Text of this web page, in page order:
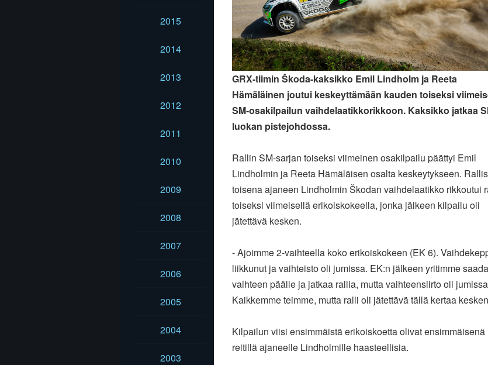
2015
2014
2013
2012
2011
2010
2009
2008
2007
2006
2005
2004
2003
GRX-tiimin Škoda-kaksikko Emil Lindholm ja Reeta
Hämäläinen joutui keskeyttämään kauden toiseksi
SM-osakilpailun vaihdelaatikkorikkoon. Kaksikko jatkaa
luokan pistejohdossa.
Rallin SM-sarjan toiseksi viimeinen osakilpailu päättyi Emil
Lindholmin ja Reeta Hämäläisen osalta keskeytykseen.
toisena ajaneen Lindholmin Škodan vaihdelaatikko rikkoutui
toiseksi viimeisellä erikoiskokeella, jonka jälkeen kilpailu oli
jätettävä kesken.
- Ajoimme 2-vaihteella koko erikoiskokeen (EK 6).
liikkunut ja vaihteisto oli jumissa. EK:n jälkeen yritimme
vaihteen päälle ja jatkaa rallia, mutta vaihteensiirto oli
Kaikkemme teimme, mutta ralli oli jätettävä tällä kertaa
Kilpailun viisi ensimmäistä erikoiskoetta olivat ensimmäisenä
reitillä ajaneelle Lindholmille haasteellisia.